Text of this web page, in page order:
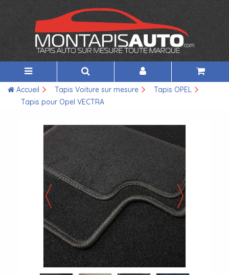
Accueil Tapis Voiture sur mesure
Tapis OPEL
Tapis pour Opel VECTRA